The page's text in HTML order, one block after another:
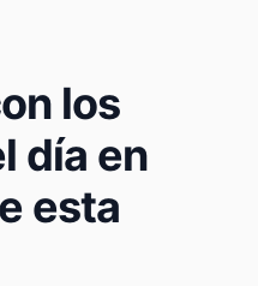
los
día en
esta